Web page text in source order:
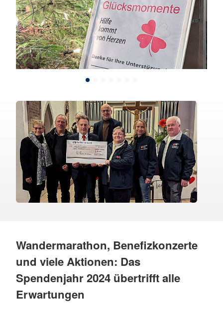
Wandermarathon, Benefizkonzerte
und viele Aktionen: Das
Spendenjahr 2024 übertrifft alle
Erwartungen